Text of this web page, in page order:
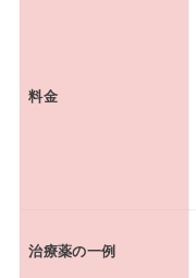
料金
治療薬の一例